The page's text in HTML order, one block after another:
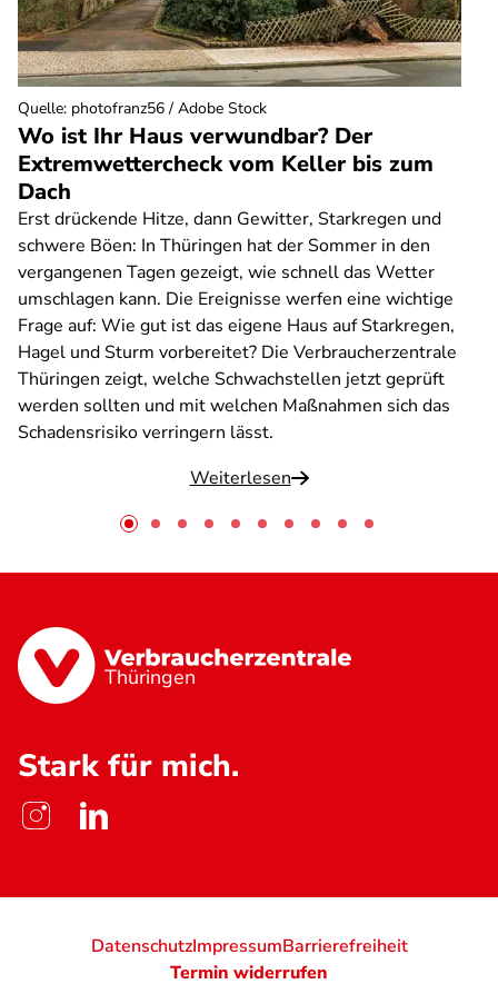
Wo ist Ihr Haus verwundbar? Der
Extremwettercheck vom Keller bis zum
Dach
Erst drückende Hitze, dann Gewitter, Starkregen und
schwere Böen: In Thüringen hat der Sommer in den
vergangenen Tagen gezeigt, wie schnell das Wetter
umschlagen kann. Die Ereignisse werfen eine wichtige
Frage auf: Wie gut ist das eigene Haus auf Starkregen,
Hagel und Sturm vorbereitet? Die Verbraucherzentrale
Thüringen zeigt, welche Schwachstellen jetzt geprüft
werden sollten und mit welchen Maßnahmen sich das
Schadensrisiko verringern lässt.
Weiterlesen
Quelle: photofranz56 / Adobe Stock
Thüringen
Stark für mich.
DatenschutzImpressumBarrierefreiheit
Termin widerrufen